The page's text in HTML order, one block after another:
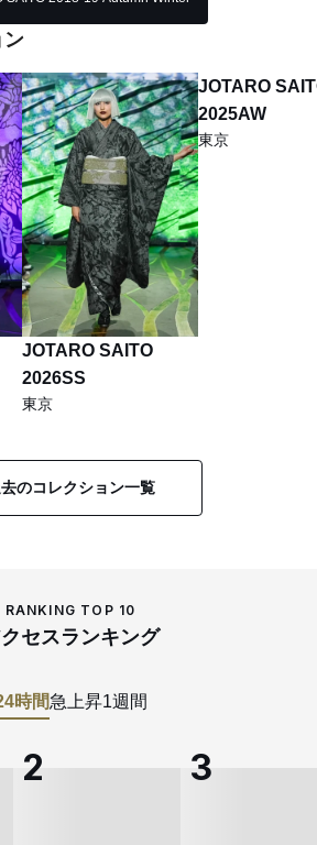
ン
JOTARO SAITO
2026SS
東京
JOTARO
2025AW
東京
のコレクション一覧
RANKING TOP 10
セスランキング
時間急上昇1週間